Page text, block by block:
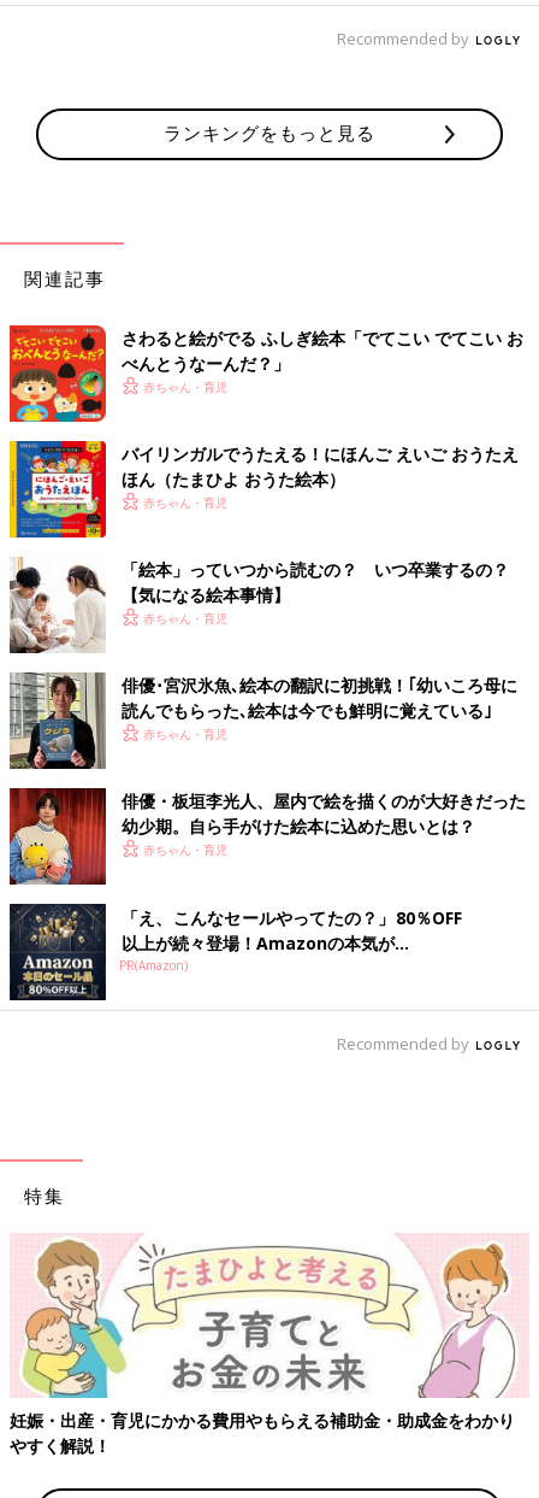
Recommended by
ランキングをもっと見る
関連記事
さわると絵がでる ふしぎ絵本「でてこい でてこい お
べんとうなーんだ？」
赤ちゃん・育児
バイリンガルでうたえる！にほんご えいご おうたえ
ほん（たまひよ おうた絵本）
赤ちゃん・育児
「絵本」っていつから読むの？ いつ卒業するの？
【気になる絵本事情】
赤ちゃん・育児
俳優･宮沢氷魚､絵本の翻訳に初挑戦！｢幼いころ母に
読んでもらった､絵本は今でも鮮明に覚えている｣
赤ちゃん・育児
俳優・板垣李光人、屋内で絵を描くのが大好きだった
幼少期。自ら手がけた絵本に込めた思いとは？
赤ちゃん・育児
「え、こんなセールやってたの？」80％OFF
以上が続々登場！Amazonの本気が...
PR(Amazon)
Recommended by
特集
【ワクチン接種できるものも】妊婦の感染症対策、知っておいて！